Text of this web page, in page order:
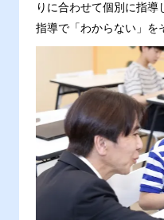
りに合わせて個別に指
指導で「わからない」を